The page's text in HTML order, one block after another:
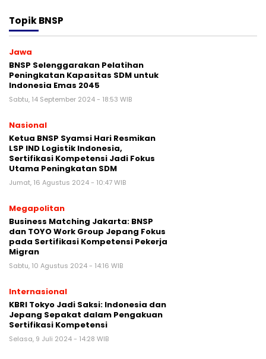
TopikBNSP
Jawa
BNSP Selenggarakan Pelatihan
Peningkatan Kapasitas SDM untuk
Indonesia Emas 2045
Sabtu, 14 September 2024 - 18:53 WIB
Nasional
Ketua BNSP Syamsi Hari Resmikan
LSP IND Logistik Indonesia,
Sertifikasi Kompetensi Jadi Fokus
Utama Peningkatan SDM
Jumat, 16 Agustus 2024 - 10:47 WIB
Megapolitan
Business Matching Jakarta: BNSP
dan TOYO Work Group Jepang Fokus
pada Sertifikasi Kompetensi Pekerja
Migran
Sabtu, 10 Agustus 2024 - 14:16 WIB
Internasional
KBRI Tokyo Jadi Saksi: Indonesia dan
Jepang Sepakat dalam Pengakuan
Sertifikasi Kompetensi
Selasa, 9 Juli 2024 - 14:28 WIB